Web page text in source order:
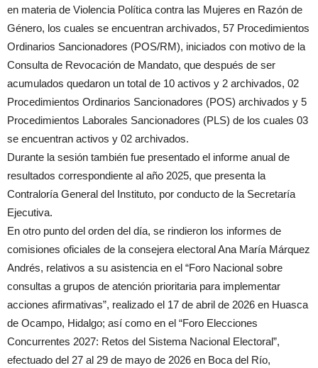
en materia de Violencia Política contra las Mujeres en Razón de
Género, los cuales se encuentran archivados, 57 Procedimientos
Ordinarios Sancionadores (POS/RM), iniciados con motivo de la
Consulta de Revocación de Mandato, que después de ser
acumulados quedaron un total de 10 activos y 2 archivados, 02
Procedimientos Ordinarios Sancionadores (POS) archivados y 5
Procedimientos Laborales Sancionadores (PLS) de los cuales 03
se encuentran activos y 02 archivados.
Durante la sesión también fue presentado el informe anual de
resultados correspondiente al año 2025, que presenta la
Contraloría General del Instituto, por conducto de la Secretaría
Ejecutiva.
En otro punto del orden del día, se rindieron los informes de
comisiones oficiales de la consejera electoral Ana María Márquez
Andrés, relativos a su asistencia en el “Foro Nacional sobre
consultas a grupos de atención prioritaria para implementar
acciones afirmativas”, realizado el 17 de abril de 2026 en Huasca
de Ocampo, Hidalgo; así como en el “Foro Elecciones
Concurrentes 2027: Retos del Sistema Nacional Electoral”,
efectuado del 27 al 29 de mayo de 2026 en Boca del Río,